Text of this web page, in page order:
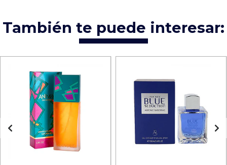
También te puede interesar: